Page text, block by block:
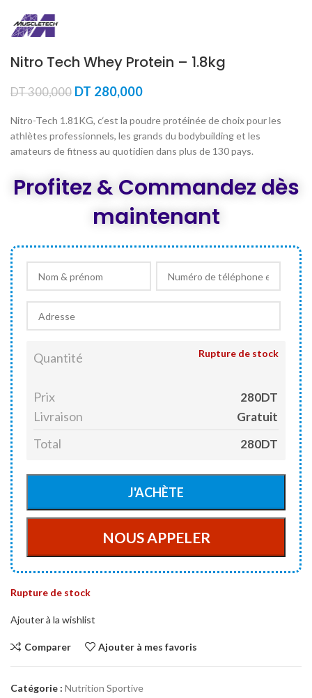
Nitro Tech Whey Protein – 1.8kg
DT300,000 Le
initial
était :
DT 300,000.
DT 280,000Le
actuel
est :
DT 280,000.
Nitro-Tech 1.81KG, c‘est la poudre protéinée de choix pour les
athlètes professionnels, les grands du bodybuilding et les
amateurs de fitness au quotidien dans plus de 130 pays.
Profitez & Commandez dès
maintenant
Quantité Rupture de stock
Prix 280DT
Livraison Gratuit
Total 280DT
Rupture de stock
Ajouter à la wishlist
Comparer Ajouter à mes favoris
Catégorie : Nutrition Sportive